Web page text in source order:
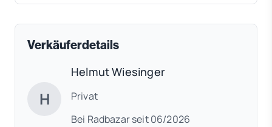
Verkäuferdetails
H
Helmut Wiesinger
Privat
Bei Radbazar seit 06/2026